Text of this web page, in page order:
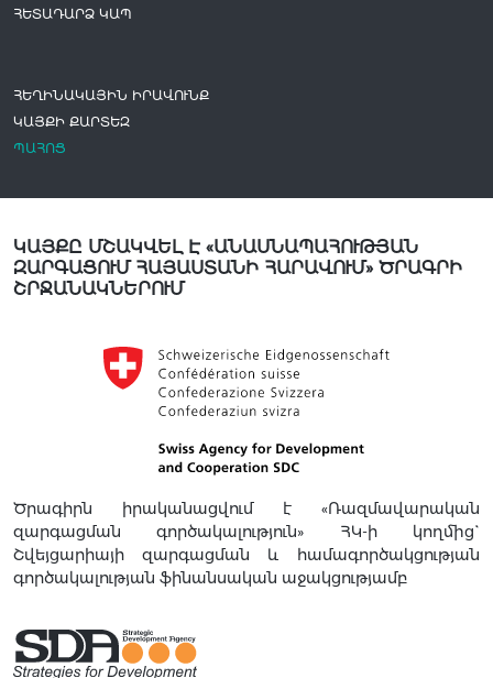
ՀԵՏԱԴԱՐՁ ԿԱՊ
ՀԵՂԻՆԱԿԱՅԻՆ ԻՐԱՎՈՒՆՔ
ԿԱՅՔԻ ՔԱՐՏԵԶ
ՊԱՀՈՑ
ԿԱՅՔԸ ՄՇԱԿՎԵԼ Է «ԱՆԱՍՆԱՊԱՀՈՒԹՅԱՆ
ԶԱՐԳԱՑՈՒՄ ՀԱՅԱՍՏԱՆԻ ՀԱՐԱՎՈՒՄ» ԾՐԱԳՐԻ
ՇՐՋԱՆԱԿՆԵՐՈՒՄ
Ծրագիրն իրականացվում է «Ռազմավարական
զարգացման գործակալություն» ՀԿ-ի կողմից`
Շվեյցարիայի զարգացման և համագործակցության
գործակալության ֆինանսական աջակցությամբ